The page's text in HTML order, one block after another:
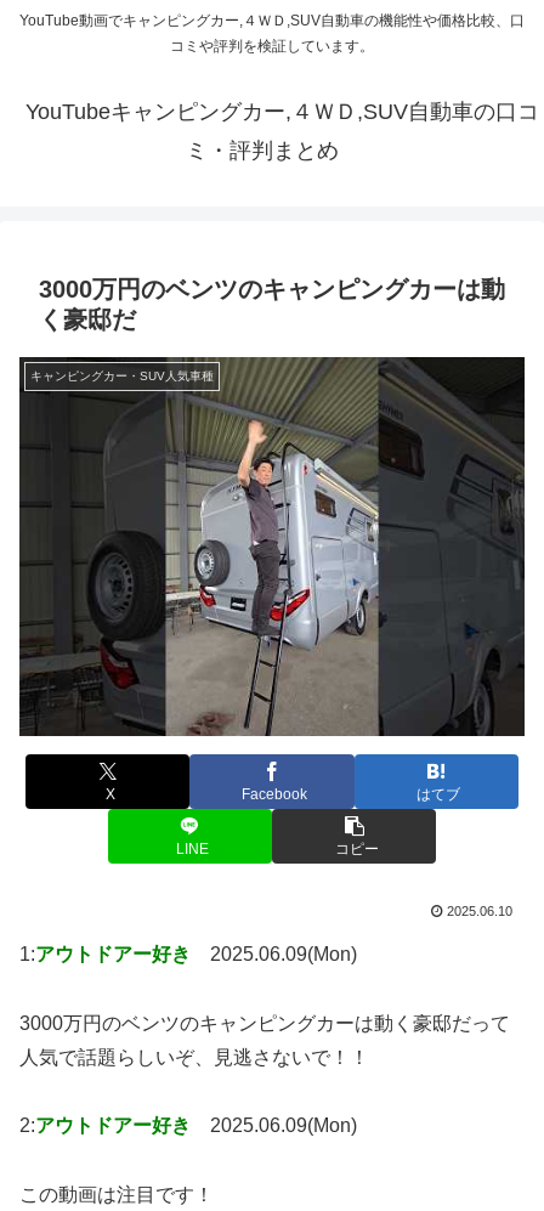
YouTube動画でキャンピングカー,４ＷＤ,SUV自動車の機能性や価格比較、口
コミや評判を検証しています。
YouTubeキャンピングカー,４ＷＤ,SUV自動車の口コ
ミ・評判まとめ
3000万円のベンツのキャンピングカーは動
く豪邸だ
キャンピングカー・SUV人気車種
X Facebook はてブ
LINE コピー
2025.06.10
1:アウトドアー好き 2025.06.09(Mon)
3000万円のベンツのキャンピングカーは動く豪邸だって
人気で話題らしいぞ、見逃さないで！！
2:アウトドアー好き 2025.06.09(Mon)
この動画は注目です！